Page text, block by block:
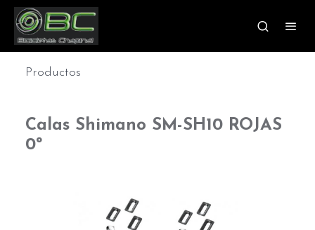
Productos
Calas Shimano SM-SH10 ROJAS
0º